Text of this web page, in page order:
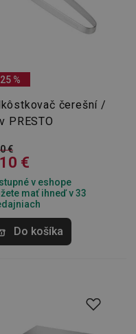
%
čerešní /
PRESTO
€
€
v eshope
mať ihneď v 33
Do košíka